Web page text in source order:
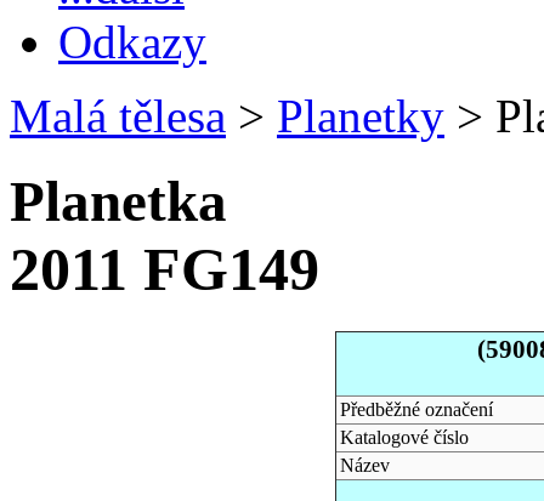
Odkazy
Malá tělesa > Planetky >
Planetka
2011 FG149
Předběžné označení
Katalogové číslo
Název